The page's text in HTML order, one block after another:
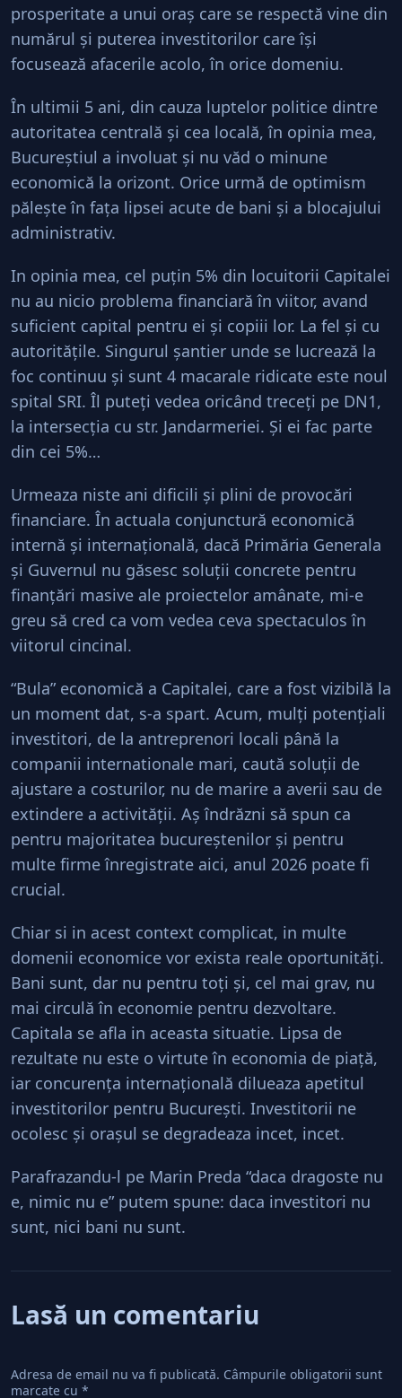
prosperitate a unui oraş care se respectă vine din
numărul şi puterea investitorilor care îşi
focusează afacerile acolo, în orice domeniu.
În ultimii 5 ani, din cauza luptelor politice dintre
autoritatea centrală şi cea locală, în opinia mea,
Bucureştiul a involuat şi nu văd o minune
economică la orizont. Orice urmă de optimism
păleşte în faţa lipsei acute de bani şi a blocajului
administrativ.
In opinia mea, cel puţin 5% din locuitorii Capitalei
nu au nicio problema financiară în viitor, avand
suficient capital pentru ei şi copiii lor. La fel şi cu
autorităţile. Singurul şantier unde se lucrează la
foc continuu şi sunt 4 macarale ridicate este noul
spital SRI. Îl puteţi vedea oricând treceţi pe DN1,
la intersecţia cu str. Jandarmeriei. Şi ei fac parte
din cei 5%…
Urmeaza niste ani dificili şi plini de provocări
financiare. În actuala conjunctură economică
internă şi internaţională, dacă Primăria Generala
şi Guvernul nu găsesc soluţii concrete pentru
finanţări masive ale proiectelor amânate, mi-e
greu să cred ca vom vedea ceva spectaculos în
viitorul cincinal.
“Bula” economică a Capitalei, care a fost vizibilă la
un moment dat, s-a spart. Acum, mulţi potenţiali
investitori, de la antreprenori locali până la
companii internationale mari, caută soluţii de
ajustare a costurilor, nu de marire a averii sau de
extindere a activităţii. Aş îndrăzni să spun ca
pentru majoritatea bucureştenilor şi pentru
multe firme înregistrate aici, anul 2026 poate fi
crucial.
Chiar si in acest context complicat, in multe
domenii economice vor exista reale oportunităţi.
Bani sunt, dar nu pentru toţi şi, cel mai grav, nu
mai circulă în economie pentru dezvoltare.
Capitala se afla in aceasta situatie. Lipsa de
rezultate nu este o virtute în economia de piaţă,
iar concurenţa internaţională dilueaza apetitul
investitorilor pentru Bucureşti. Investitorii ne
ocolesc şi oraşul se degradeaza incet, incet.
Parafrazandu-l pe Marin Preda “daca dragoste nu
e, nimic nu e” putem spune: daca investitori nu
sunt, nici bani nu sunt.
Lasă un comentariu
Adresa de email nu va fi publicată. Câmpurile obligatorii sunt
marcate cu *